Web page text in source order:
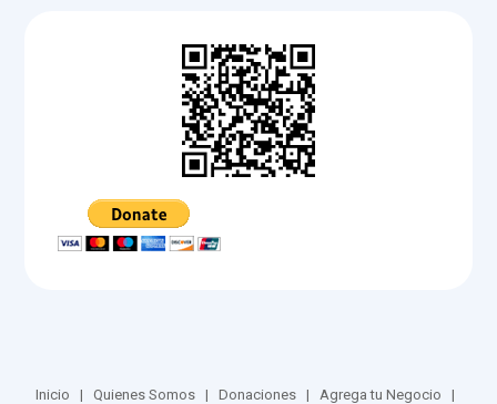
Inicio | Quienes Somos | Donaciones | Agrega tu Negocio |